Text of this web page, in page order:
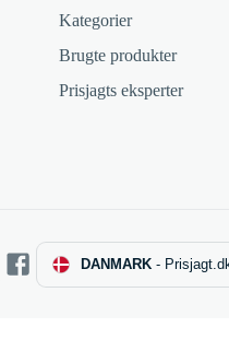
Kategorier
Brugte produkter
Prisjagts eksperter
DANMARK -